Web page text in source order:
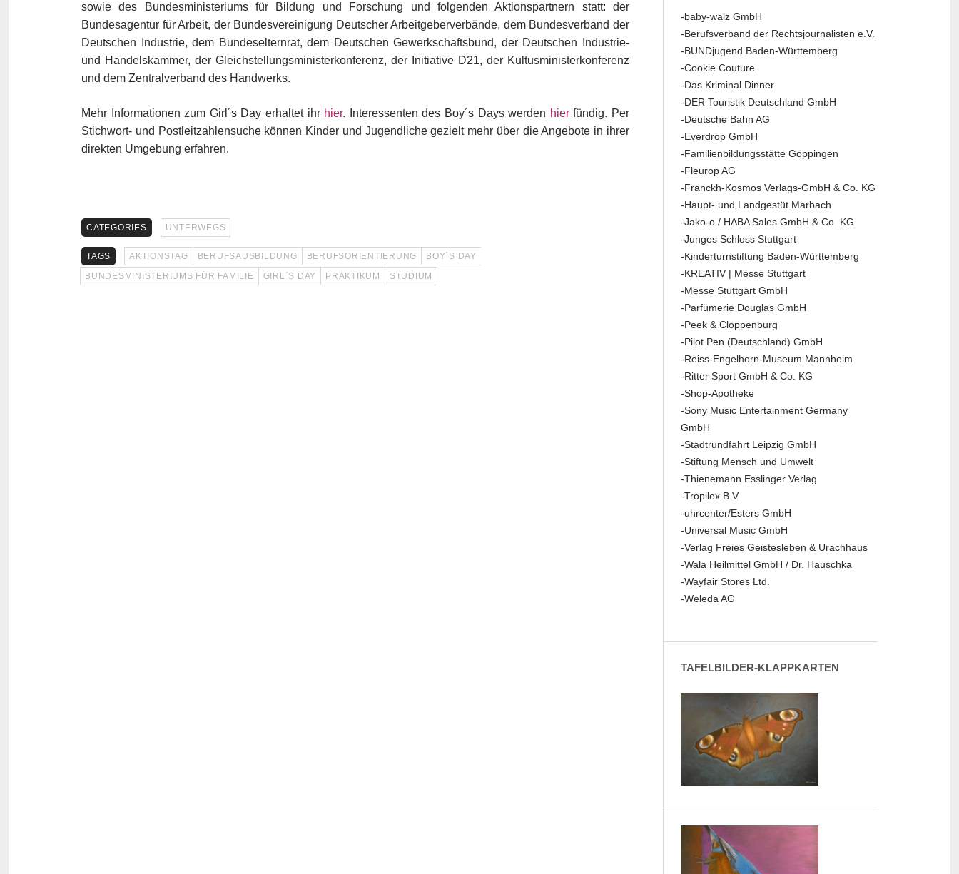
sowie des Bundesministeriums für Bildung und Forschung und folgenden Aktionspartnern statt: der
Bundesagentur für Arbeit, der Bundesvereinigung Deutscher Arbeitgeberverbände, dem Bundesverband der
Deutschen Industrie, dem Bundeselternrat, dem Deutschen Gewerkschaftsbund, der Deutschen Industrie-
und Handelskammer, der Gleichstellungsministerkonferenz, der Initiative D21, der Kultusministerkonferenz
und dem Zentralverband des Handwerks.
Mehr Informationen zum Girl´s Day erhaltet ihr hier. Interessenten des Boy´s Days werden hierfündig. Per
Stichwort- und Postleitzahlensuche können Kinder und Jugendliche gezielt mehr über die Angebote in ihrer
direkten Umgebung erfahren.
CATEGORIES UNTERWEGS
TAGS AKTIONSTAG BERUFSAUSBILDUNG BERUFSORIENTIERUNG
BOY´S DAY
BUNDESMINISTERIUMS FÜR FAMILIE
GIRL´S DAY PRAKTIKUM STUDIUM
-baby-walz GmbH
-Berufsverband der Rechtsjournalisten e.V.
-BUNDjugend Baden-Württemberg
-Cookie Couture
-Das Kriminal Dinner
-DER Touristik Deutschland GmbH
-Deutsche Bahn AG
-Everdrop GmbH
-Familienbildungsstätte Göppingen
-Fleurop AG
-Franckh-Kosmos Verlags-GmbH & Co. KG
-Haupt- und Landgestüt Marbach
-Jako-o / HABA Sales GmbH & Co. KG
-Junges Schloss Stuttgart
-Kinderturnstiftung Baden-Württemberg
-KREATIV | Messe Stuttgart
-Messe Stuttgart GmbH
-Parfümerie Douglas GmbH
-Peek & Cloppenburg
-Pilot Pen (Deutschland) GmbH
-Reiss-Engelhorn-Museum Mannheim
-Ritter Sport GmbH & Co. KG
-Shop-Apotheke
-Sony Music Entertainment Germany
GmbH
-Stadtrundfahrt Leipzig GmbH
-Stiftung Mensch und Umwelt
-Thienemann Esslinger Verlag
-Tropilex B.V.
-uhrcenter/Esters GmbH
-Universal Music GmbH
-Verlag Freies Geistesleben & Urachhaus
-Wala Heilmittel GmbH / Dr. Hauschka
-Wayfair Stores Ltd.
-Weleda AG
TAFELBILDER-KLAPPKARTEN